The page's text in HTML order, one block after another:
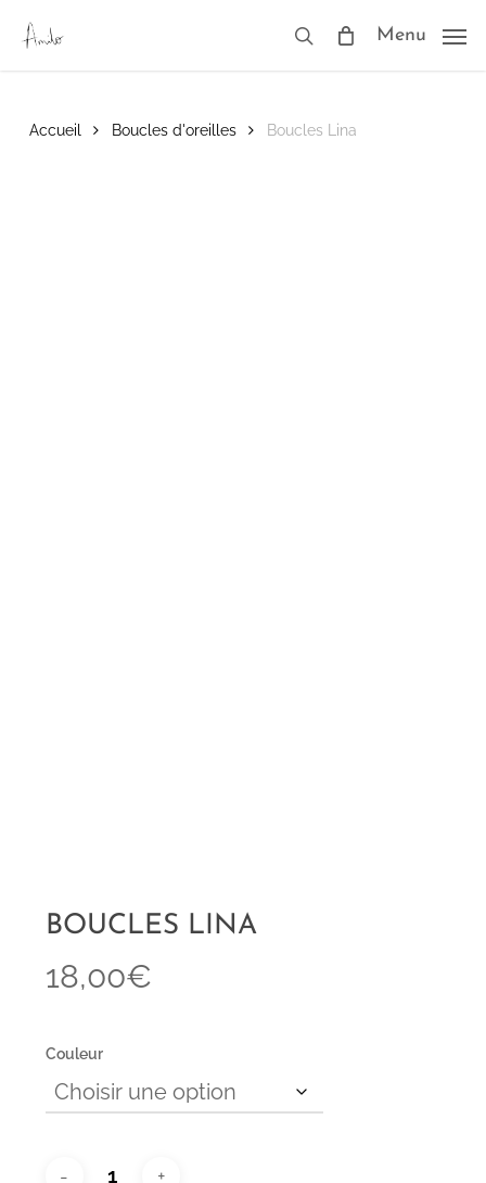
main
search
Menu
Accueil Boucles d'oreilles Boucles Lina
BOUCLES LINA
18,00€
Couleur